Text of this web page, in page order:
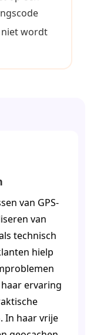
niet wordt
van GPS-
van
technisch
hielp
ervaring
In haar vrije